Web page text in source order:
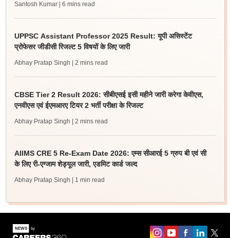
Santosh Kumar | 6 mins read
UPPSC Assistant Professor 2025 Result: यूपी असिस्टेंट
प्रोफेसर जीडीसी रिजल्ट 5 विषयों के लिए जारी
Abhay Pratap Singh | 2 mins read
CBSE Tier 2 Result 2026: सीबीएसई इसी महीने जारी करेगा केवीएस,
एनवीएस एवं ईएमआरए टियर 2 भर्ती परीक्षा के रिजल्ट
Abhay Pratap Singh | 2 mins read
AIIMS CRE 5 Re-Exam Date 2026: एम्स सीआरई 5 ग्रुप बी एवं सी
के लिए री-एग्जाम शेड्यूल जारी, एडमिट कार्ड जल्द
Abhay Pratap Singh | 1 min read